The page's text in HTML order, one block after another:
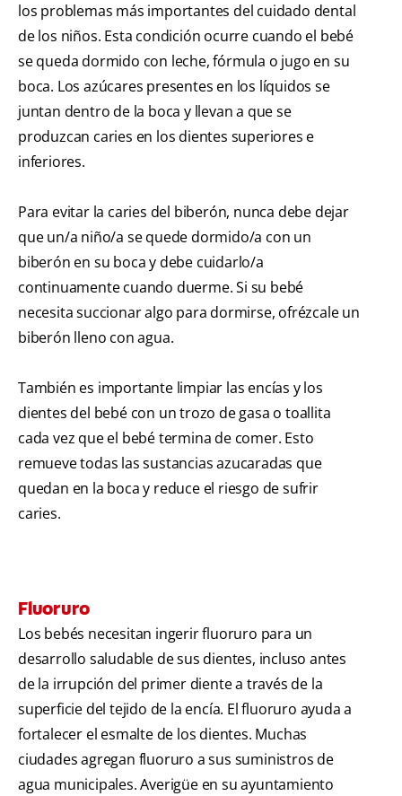
los problemas más importantes del cuidado dental
de los niños. Esta condición ocurre cuando el bebé
se queda dormido con leche, fórmula o jugo en su
boca. Los azúcares presentes en los líquidos se
juntan dentro de la boca y llevan a que se
produzcan caries en los dientes superiores e
inferiores.
Para evitar la caries del biberón, nunca debe dejar
que un/a niño/a se quede dormido/a con un
biberón en su boca y debe cuidarlo/a
continuamente cuando duerme. Si su bebé
necesita succionar algo para dormirse, ofrézcale un
biberón lleno con agua.
También es importante limpiar las encías y los
dientes del bebé con un trozo de gasa o toallita
cada vez que el bebé termina de comer. Esto
remueve todas las sustancias azucaradas que
quedan en la boca y reduce el riesgo de sufrir
caries.
Fluoruro
Los bebés necesitan ingerir fluoruro para un
desarrollo saludable de sus dientes, incluso antes
de la irrupción del primer diente a través de la
superficie del tejido de la encía. El fluoruro ayuda a
fortalecer el esmalte de los dientes. Muchas
ciudades agregan fluoruro a sus suministros de
agua municipales. Averigüe en su ayuntamiento